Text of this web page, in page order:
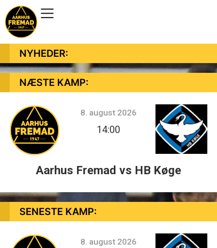
NYHEDER:
NÆSTE KAMP:
8. august 2026
14:00
Aarhus Fremad vs HB Køge
SENESTE KAMP:
8. august 2026